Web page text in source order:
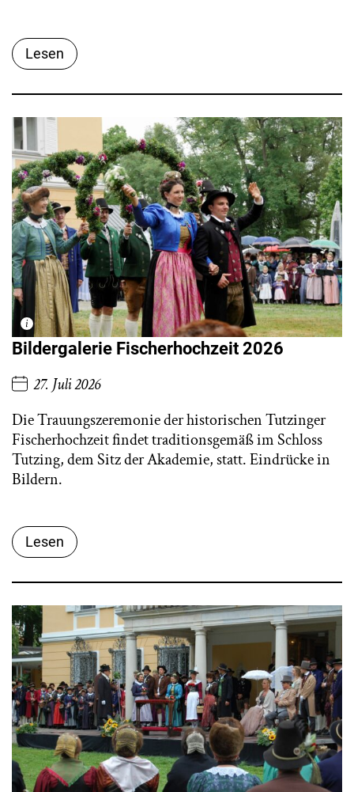
Lesen
Bildergalerie Fischerhochzeit 2026
27. Juli 2026
Die Trauungszeremonie der historischen Tutzinger
Fischerhochzeit findet traditionsgemäß im Schloss
Tutzing, dem Sitz der Akademie, statt. Eindrücke in
Bildern.
Lesen